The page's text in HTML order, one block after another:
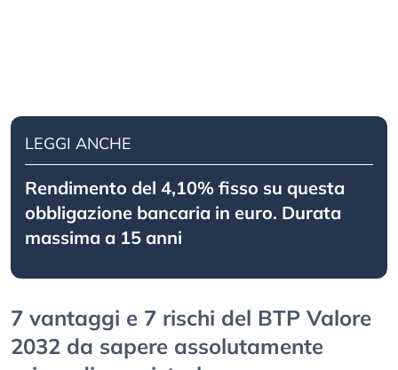
LEGGI ANCHE
Rendimento del 4,10% fisso su questa
obbligazione bancaria in euro. Durata
massima a 15 anni
7 vantaggi e 7 rischi del BTP Valore
2032 da sapere assolutamente